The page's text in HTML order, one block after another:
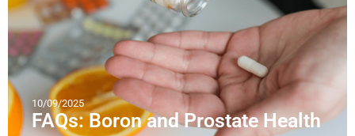
10/09/2025
FAQs: Boron and Prostate Health